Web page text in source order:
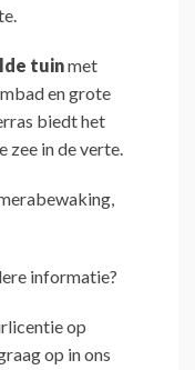
tuinmet
en grote
biedt het
zee in de verte.
informatie?
op
op in ons